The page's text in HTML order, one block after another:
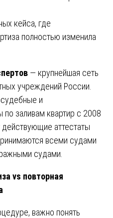
кейса, где
полностью изменила
— крупнейшая сеть
учреждений России.
и
по заливам квартир с 2008
аттестаты
всеми судами
судами.
vs повторная
важно понять